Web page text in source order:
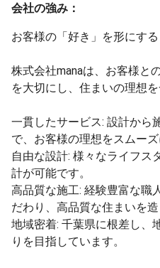
会社の強み：
お客様の「好き」を形にする
株式会社manaは、お客様と
を大切にし、住まいの理想
一貫したサービス: 設計から
で、お客様の理想をスムーズ
自由な設計: 様々なライフス
計が可能です。
高品質な施工: 経験豊富な職
だわり、高品質な住まいを造
地域密着: 千葉県に根差し、
りを目指しています。